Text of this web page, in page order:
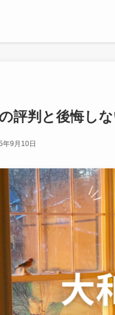
評判と後悔し
年9月10日